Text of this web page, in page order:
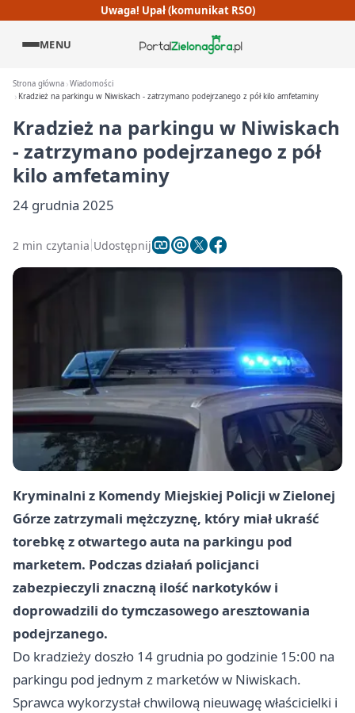
Uwaga! Upał (komunikat RSO)
MENU
Strona główna Wiadomości
Kradzież na parkingu w Niwiskach - zatrzymano podejrzanego z pół kilo amfetaminy
Kradzież na parkingu w Niwiskach
- zatrzymano podejrzanego z pół
kilo amfetaminy
24 grudnia 2025
2 min czytania Udostępnij
Kryminalni z Komendy Miejskiej Policji w Zielonej
Górze zatrzymali mężczyznę, który miał ukraść
torebkę z otwartego auta na parkingu pod
marketem. Podczas działań policjanci
zabezpieczyli znaczną ilość narkotyków i
doprowadzili do tymczasowego aresztowania
podejrzanego.
Do kradzieży doszło 14 grudnia po godzinie 15:00 na
parkingu pod jednym z marketów w Niwiskach.
Sprawca wykorzystał chwilową nieuwagę właścicielki i